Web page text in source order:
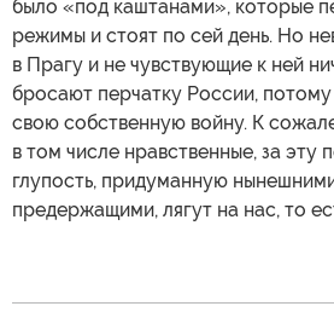
было «под каштанами», которые
режимы и стоят по сей день. Но
в Прагу и не чувствующие к ней
бросают перчатку России, потому
свою собственную войну. К
в том числе нравственные, за эту
глупость, придуманную
предержащими, лягут на нас, то